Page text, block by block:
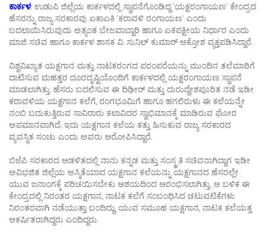
ಕಾರ್ಕಳ: ಉಡುಪಿ ಜಿಲ್ಲೆಯ ಕಾರ್ಕಳದಲ್ಲಿ ಸ್ಥಾಪನೆಗೊಂಡಿದ್ದ ‘ಯಕ್ಷರಂಗಾಯಣʼ ಕೇಂದ್ರದ
ಹೆಸರನ್ನು ರಾಜ್ಯ ಸರಕಾರವು ಏಕಾಏಕಿ ‘ಕರಾವಳಿ ರಂಗಾಯಣʼ ಎಂದು
ಬದಲಾಯಿಸಿರುವುದು ಅತ್ಯಂತ ಬೇಜವಾಬ್ದಾರಿ ಹಾಗೂ ಏಕಪಕ್ಷೀಯ ನಿರ್ಧಾರ ಎಂದು
ಮಾಜಿ ಸಚಿವ ಹಾಗೂ ಕಾರ್ಕಳ ಶಾಸಕ ವಿ. ಸುನಿಲ್ ಕುಮಾರ್ ಆಕ್ರೋಶ ವ್ಯಕ್ತಪಡಿಸಿದ್ದಾರೆ.
ವಿಶ್ವವಿಖ್ಯಾತ ಯಕ್ಷಗಾನ ಮತ್ತು ನಾಟಕರಂಗದ ಪರಂಪರೆಯನ್ನು ಮುಂದಿನ ತಲೆಮಾರಿಗೆ
ದಾಟಿಸುವ ಮಹತ್ತರ ದೂರದೃಷ್ಟಿಯೊಂದಿಗೆ ಕಾರ್ಕಳದಲ್ಲಿ ಯಕ್ಷರಂಗಾಯಣ ಸ್ಥಾಪನೆ
ಮಾಡಲಾಗಿತ್ತು. ಹೆಸರು ಬದಲಿಸುವ ಈ ದಿಢೀರ್‌ ಮತ್ತು ದುರುದ್ದೇಶಪೂರಿತ ನಡೆ ಇಡೀ
ಕರಾವಳಿಯ ಯಕ್ಷಗಾನ ಕಲೆಗೆ, ರಂಗಭೂಮಿಗೆ ಹಾಗೂ ಹಗಲಿರುಳು ಈ ಕಲೆಯನ್ನೇ
ನಂಬಿ ಬದುಕುತ್ತಿರುವ ಸಾವಿರಾರು ಕಲಾವಿದರ ಸ್ವಾಭಿಮಾನಕ್ಕೆ ಮಾಡಿರುವ ಘೋರ
ಅಪಮಾನವಾಗಿದೆ. ಇದು ಯಕ್ಷಗಾನ ಕಲೆಯ ಕತ್ತು ಹಿಸುಕುವ ರಾಜ್ಯ ಸರಕಾರದ
ವ್ಯವಸ್ಥಿತ ಸಂಚು ಎಂದು ಅವರು ಆರೋಪಿಸಿದ್ದಾರೆ.
ಬಿಜೆಪಿ ಸರಕಾರದ ಆಡಳಿತದಲ್ಲಿ ನಾನು ಕನ್ನಡ ಮತ್ತು ಸಂಸ್ಕ್ರತಿ ಸಚಿವನಾಗಿದ್ದಾಗ ಇಡೀ
ಅವಿಭಜಿತ ಜಿಲ್ಲೆಯ ಅಸ್ಮಿತೆಯಾದ ಯಕ್ಷಗಾನ ಕಲೆಯನ್ನು ಯಕ್ಷಗಾನದ ಹೆಸರಲ್ಲೇ
ಯುವ ಜನಾಂಗಕ್ಕೆ ಪರಿಚಯಿಸಬೇಕು ಆಶಯದಿಂದ ಆರಂಭಿಸಲಾಗಿತ್ತು. ಆ ಬಳಿಕ ಈ
ಕೇಂದ್ರದಲ್ಲಿ ನಿರಂತರ ಯಕ್ಷಗಾನ, ನಾಟಕ ಕಲೆಗೆ ಸಂಬಂಧಿಸಿದ ಚಟುವಟಿಕೆಗಳು
ನಿರಂತರವಾಗಿ ನಡೆಯುತ್ತಾ ಬಂದಿದ್ದು, ಯುವ ಸಮೂಹ ಯಕ್ಷಗಾನ, ನಾಟಕ ಕಲೆಯತ್ತ
ಆಕರ್ಷಿತರಾಗಿದ್ದರು ಎಂದಿದ್ದರು.